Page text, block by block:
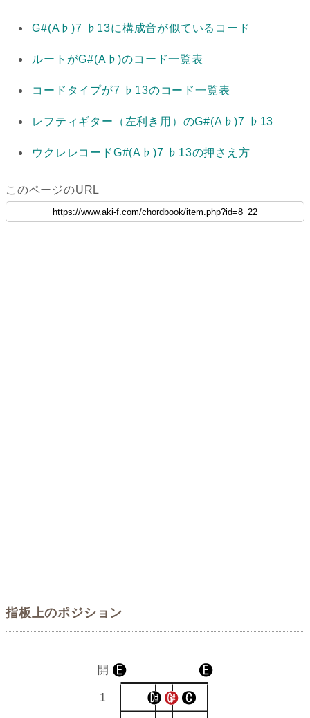
G#(A♭)7 ♭13に構成音が似ているコード
ルートがG#(A♭)のコード一覧表
コードタイプが7 ♭13のコード一覧表
レフティギター（左利き用）のG#(A♭)7 ♭13
ウクレレコードG#(A♭)7 ♭13の押さえ方
このページのURL
指板上のポジション
開
1